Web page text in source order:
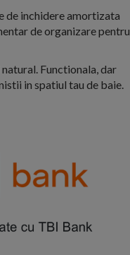
de inchidere amortizata
de organizare pentru
Functionala, dar
in spatiul tau de baie.